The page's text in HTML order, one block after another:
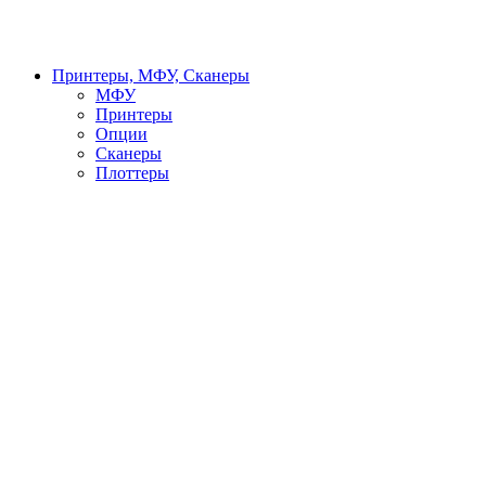
Принтеры, МФУ, Сканеры
МФУ
Принтеры
Опции
Сканеры
Плоттеры